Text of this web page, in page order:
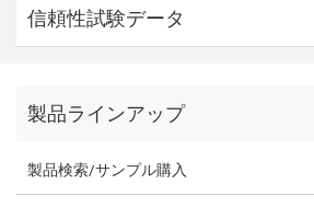
信頼性試験データ
製品ラインアップ
製品検索/サンプル購入